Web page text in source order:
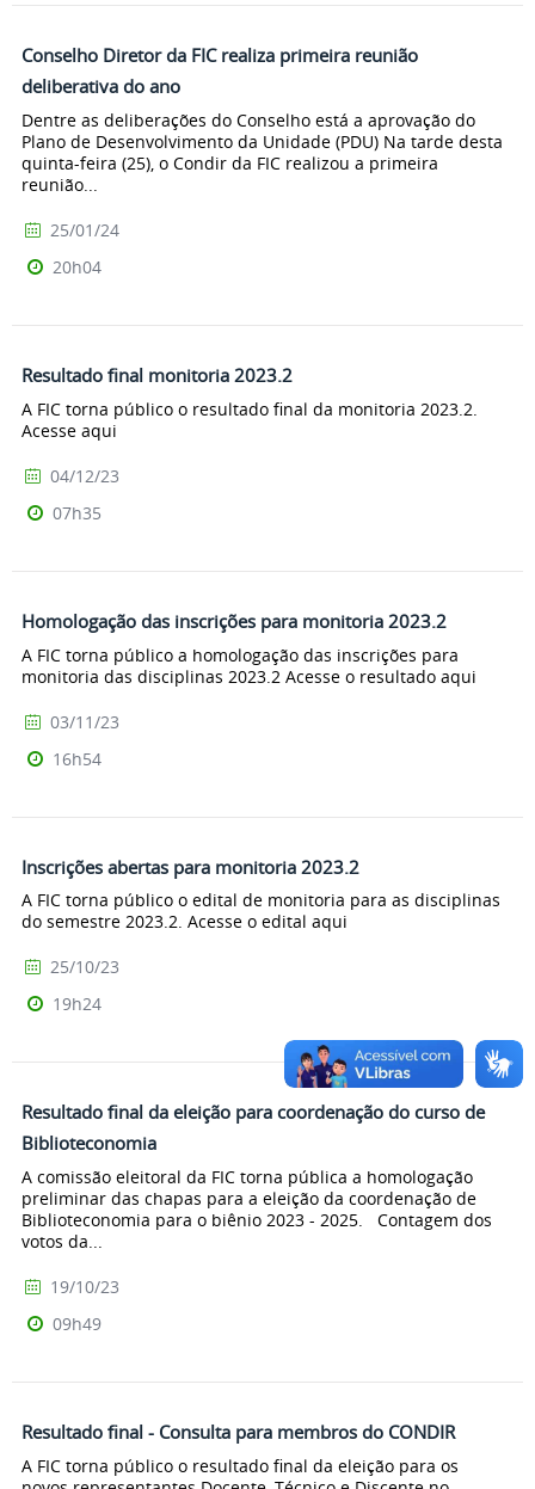
Conselho Diretor da FIC realiza primeira reunião
deliberativa do ano
Dentre as deliberações do Conselho está a aprovação do
Plano de Desenvolvimento da Unidade (PDU) Na tarde desta
quinta-feira (25), o Condir da FIC realizou a primeira
reunião...
25/01/24
20h04
Resultado final monitoria 2023.2
A FIC torna público o resultado final da monitoria 2023.2.
Acesse aqui
04/12/23
07h35
Homologação das inscrições para monitoria 2023.2
A FIC torna público a homologação das inscrições para
monitoria das disciplinas 2023.2 Acesse o resultado aqui
03/11/23
16h54
Inscrições abertas para monitoria 2023.2
A FIC torna público o edital de monitoria para as disciplinas
do semestre 2023.2. Acesse o edital aqui
25/10/23
19h24
Resultado final da eleição para coordenação do curso de
Biblioteconomia
A comissão eleitoral da FIC torna pública a homologação
preliminar das chapas para a eleição da coordenação de
Biblioteconomia para o biênio 2023 - 2025. Contagem dos
votos da...
19/10/23
09h49
Resultado final - Consulta para membros do CONDIR
A FIC torna público o resultado final da eleição para os